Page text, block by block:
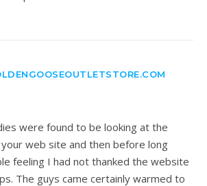
were found to be looking at the
web site and then before long
feeling I had not thanked the website
The guys came certainly warmed to